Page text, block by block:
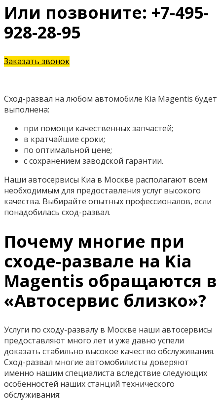
Или позвоните: +7-495-
928-28-95
Заказать звонок
Сход-развал на любом автомобиле Kia Magentis будет
выполнена:
при помощи качественных запчастей;
в кратчайшие сроки;
по оптимальной цене;
с сохранением заводской гарантии.
Наши автосервисы Киа в Москве располагают всем
необходимым для предоставления услуг высокого
качества. Выбирайте опытных профессионалов, если
понадобилась сход-развал.
Почему многие при
сходе-развале на Kia
Magentis обращаются в
«Автосервис близко»?
Услуги по сходу-развалу в Москве наши автосервисы
предоставляют много лет и уже давно успели
доказать стабильно высокое качество обслуживания.
Сход-развал многие автомобилисты доверяют
именно нашим специалиста вследствие следующих
особенностей наших станций технического
обслуживания: